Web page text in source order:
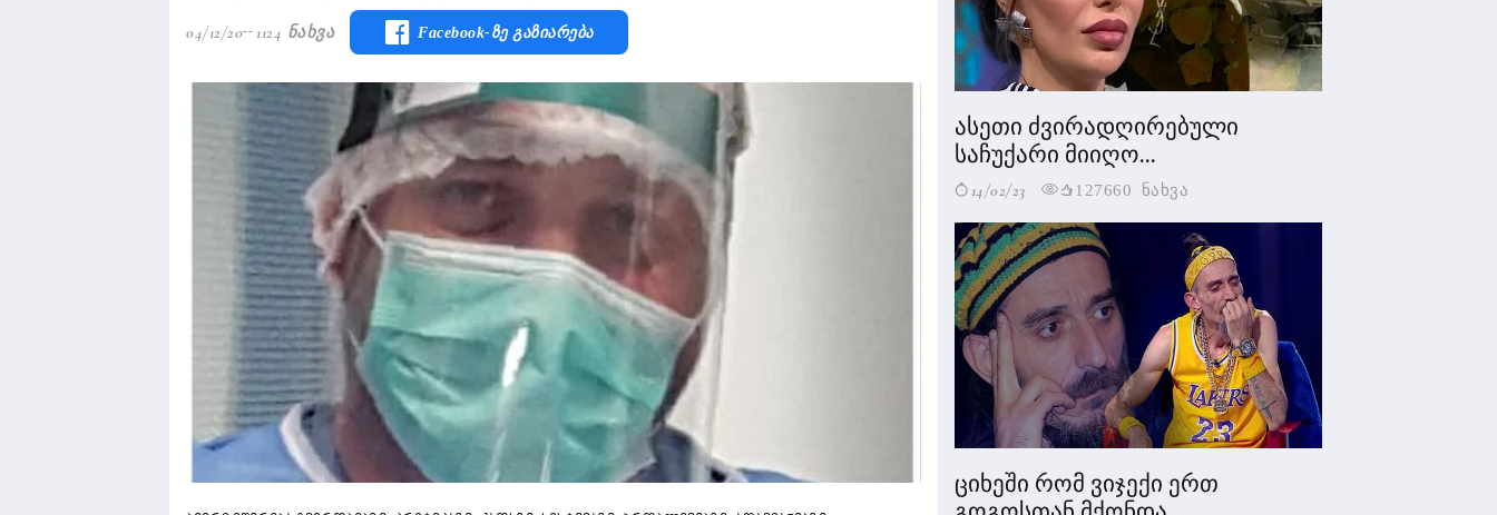
04/12/20 1124 Ნახვა Facebook-Ზე Გაზიარება
ასეთი ძვირადღირებული
საჩუქარი მიიღო...
14/02/23 127660 ნახვა
ციხეში რომ ვიჯექი ერთ